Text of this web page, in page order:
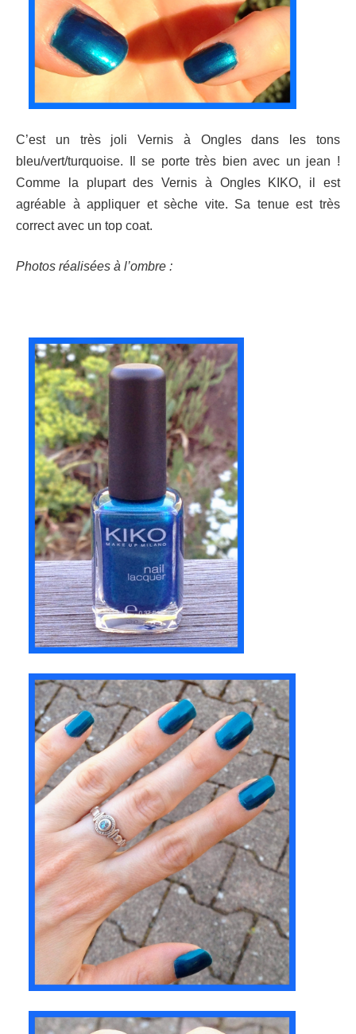
C’est un très joli Vernis à Ongles dans les tons
bleu/vert/turquoise. Il se porte très bien avec un jean !
Comme la plupart des Vernis à Ongles KIKO, il est
agréable à appliquer et sèche vite. Sa tenue est très
correct avec un top coat.
Photos réalisées à l’ombre :